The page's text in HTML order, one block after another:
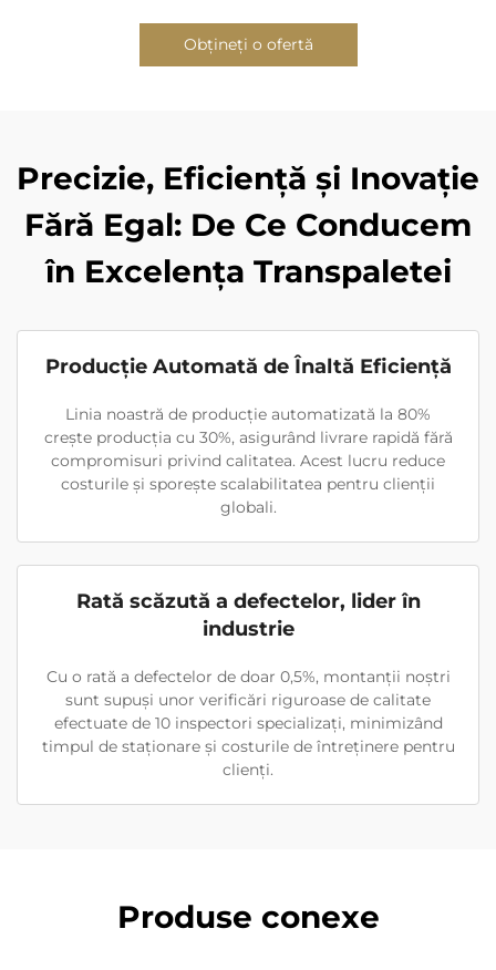
Obțineți o ofertă
Precizie, Eficiență și Inovație
Fără Egal: De Ce Conducem
în Excelența Transpaletei
Producție Automată de Înaltă Eficiență
Linia noastră de producție automatizată la 80%
crește producția cu 30%, asigurând livrare rapidă fără
compromisuri privind calitatea. Acest lucru reduce
costurile și sporește scalabilitatea pentru clienții
globali.
Rată scăzută a defectelor, lider în
industrie
Cu o rată a defectelor de doar 0,5%, montanții noștri
sunt supuși unor verificări riguroase de calitate
efectuate de 10 inspectori specializați, minimizând
timpul de staționare și costurile de întreținere pentru
clienți.
Produse conexe